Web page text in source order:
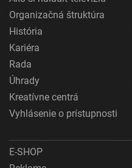
Organizačná štruktúra
História
Kariéra
Rada
Úhrady
Kreatívne centrá
Vyhlásenie o prístupnosti
E-SHOP